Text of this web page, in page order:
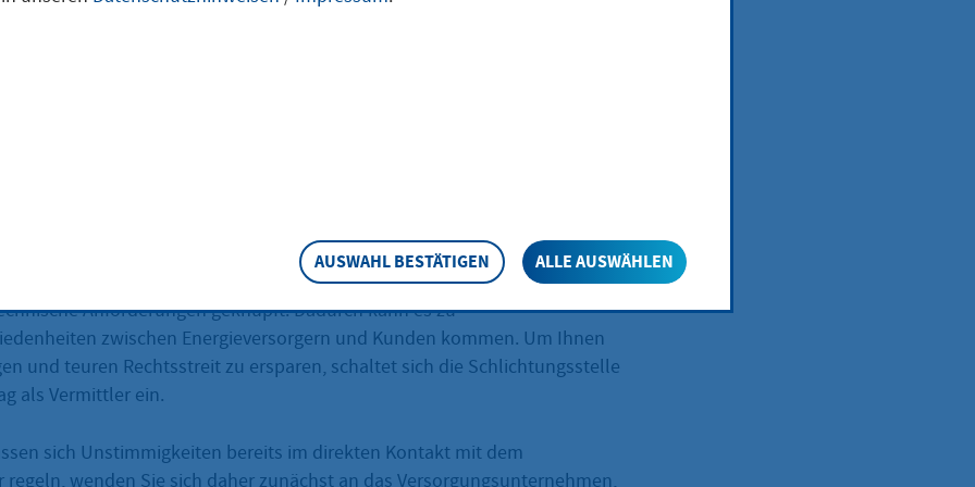
einen Schlichtungsantrag stellen.
Versorgung mit Elektrizität, Erdgas und Wasserstoff ist an vielfältige
Anforderungen geknüpft. Dadurch kann es zu
zwischen Energieversorgern und Kunden kommen. Um Ihnen
und teuren Rechtsstreit zu ersparen, schaltet sich die Schlichtungsstelle
als Vermittler ein.
sich Unstimmigkeiten bereits im direkten Kontakt mit dem
regeln, wenden Sie sich daher zunächst an das Versorgungsunternehmen,
AUSWAHL BESTÄTIGEN ALLE AUSWÄHLEN